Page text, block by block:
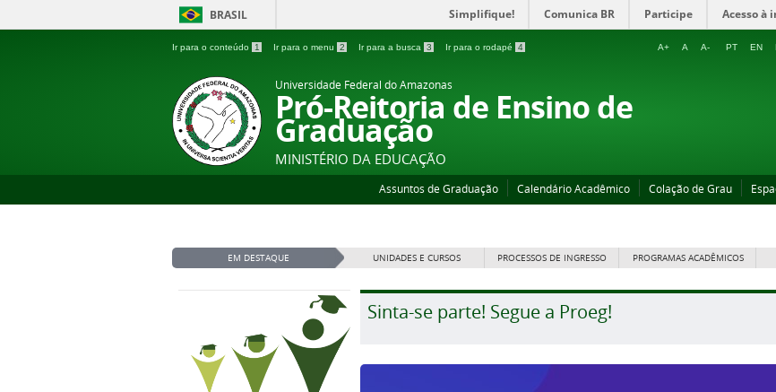
BRASIL Simplifique! Comunica BR Participe Acesso à
Ir para o conteúdo 1 Ir para o menu 2 Ir para a busca 3 Ir para o rodapé 4 A+ A A- PT EN
Universidade Federal do Amazonas
Pró-Reitoria de Ensino de
Graduação
MINISTÉRIO DA EDUCAÇÃO
Assuntos de Graduação Calendário Acadêmico Colação de Grau
EM DESTAQUE UNIDADES E CURSOS PROCESSOS DE INGRESSO PROGRAMAS ACADÊMICOS
Sinta-se parte! Segue a Proeg!